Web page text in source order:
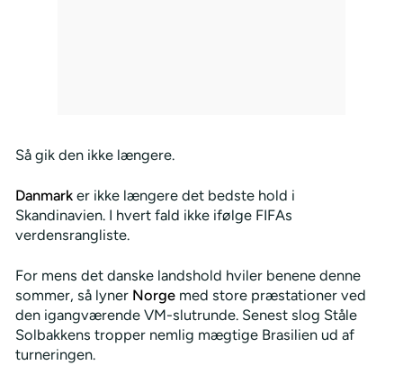
Så gik den ikke længere.
Danmarker ikke længere det bedste hold i
Skandinavien. I hvert fald ikke ifølge FIFAs
verdensrangliste.
For mens det danske landshold hviler benene denne
sommer, så lyner Norgemed store præstationer ved
den igangværende VM-slutrunde. Senest slog Ståle
Solbakkens tropper nemlig mægtige Brasilien ud af
turneringen.